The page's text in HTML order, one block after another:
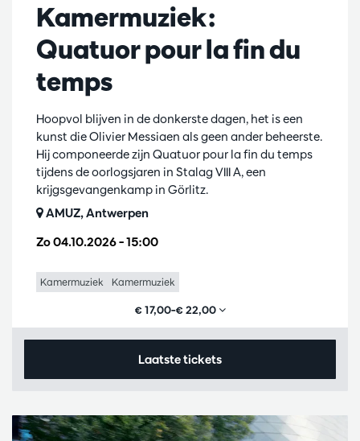
Kamermuziek:
Quatuor pour la fin du
temps
Zo 04.10.2026– 15:00
Hoopvol blijven in de donkerste dagen, het is een
kunst die Olivier Messiaen als geen ander beheerste.
Hij componeerde zijn Quatuor pour la fin du temps
tijdens de oorlogsjaren in Stalag VIII A, een
krijgsgevangenkamp in Görlitz.
AMUZ, Antwerpen
Kamermuziek Kamermuziek
€ 17,00–€ 22,00
Laatste tickets